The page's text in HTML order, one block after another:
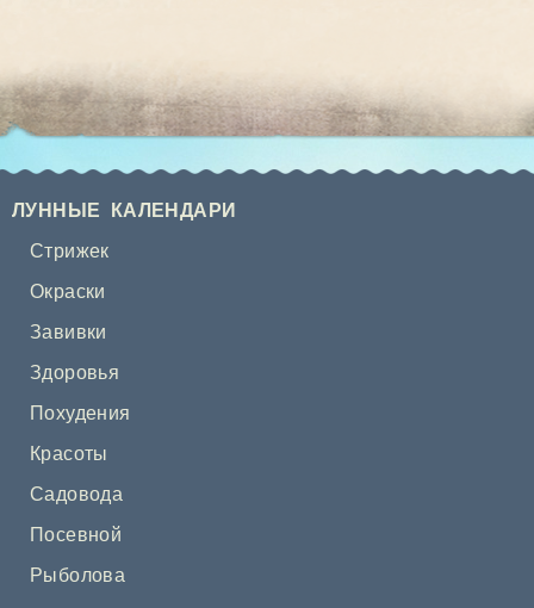
ЛУННЫЕ КАЛЕНДАРИ
Стрижек
Окраски
Завивки
Здоровья
Похудения
Красоты
Садовода
Посевной
Рыболова